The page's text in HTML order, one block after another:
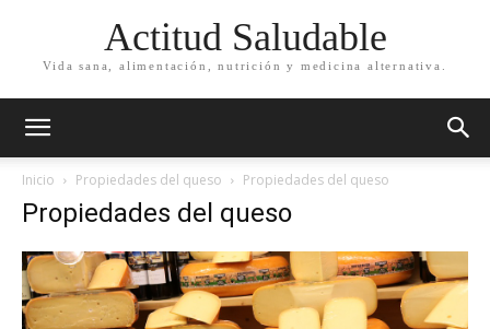
Actitud Saludable
Vida sana, alimentación, nutrición y medicina alternativa.
Inicio Propiedades del queso Propiedades del queso
Propiedades del queso